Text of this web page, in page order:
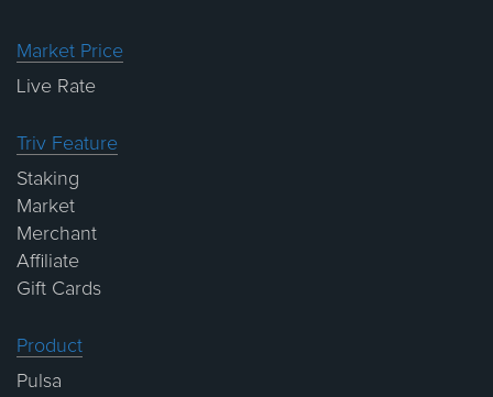
Market Price
Live Rate
Triv Feature
Staking
Market
Merchant
Affiliate
Gift Cards
Product
Pulsa